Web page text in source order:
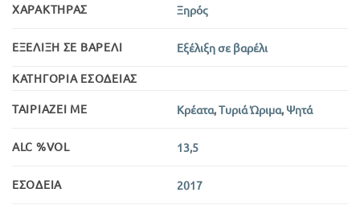
ΧΑΡΑΚΤΉΡΑΣ Ξηρός
ΕΞΈΛΙΞΗ ΣΕ ΒΑΡΈΛΙ Εξέλιξη σε βαρέλι
ΚΑΤΗΓΟΡΊΑ ΕΣΟΔΕΊΑΣ
ΤΑΙΡΙΆΖΕΙ ΜΕ Κρέατα,Τυριά Ώριμα, Ψητά
ALC %VOL 13,5
ΕΣΟΔΕΊΑ 2017